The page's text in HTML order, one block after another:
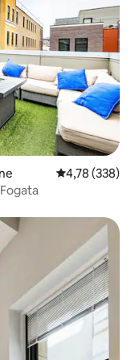
Calificación
4,78 (338)